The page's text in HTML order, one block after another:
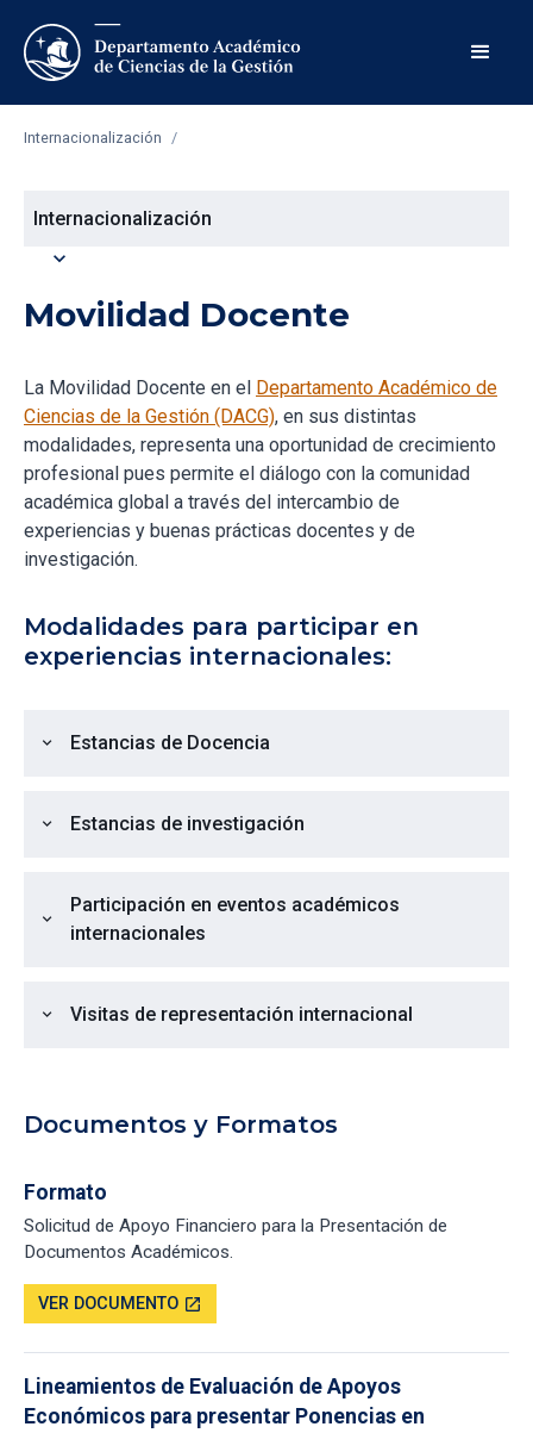
Internacionalización /
Internacionalización
expand_more
Movilidad Docente
La Movilidad Docente en el Departamento Académico de
Ciencias de la Gestión (DACG), en sus distintas
modalidades, representa una oportunidad de crecimiento
profesional pues permite el diálogo con la comunidad
académica global a través del intercambio de
experiencias y buenas prácticas docentes y de
investigación.
Modalidades para participar en
experiencias internacionales:
expand_more Estancias de Docencia
expand_more Estancias de investigación
expand_more
Participación en eventos académicos
internacionales
expand_more Visitas de representación internacional
Documentos y Formatos
Formato
Solicitud de Apoyo Financiero para la Presentación de
Documentos Académicos.
VER DOCUMENTO open_in_new
Lineamientos de Evaluación de Apoyos
Económicos para presentar Ponencias en